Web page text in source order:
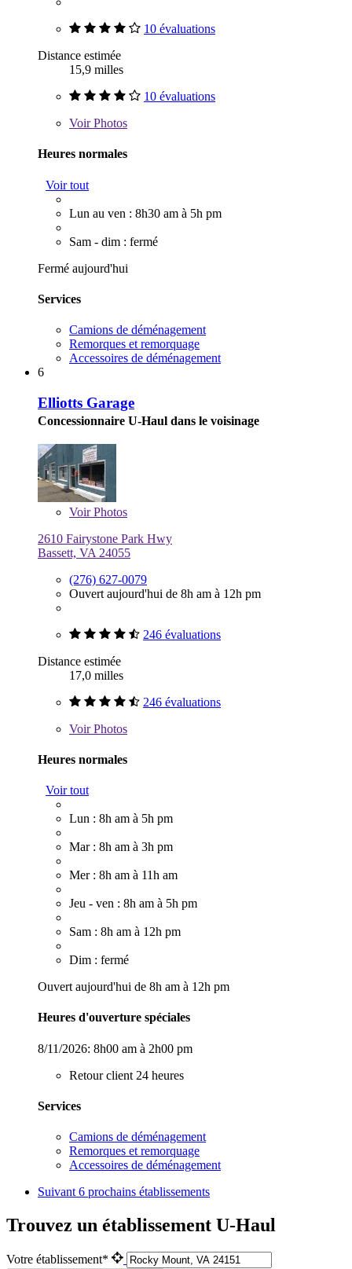
10 évaluations
Distance estimée
15,9 milles
10 évaluations
VoirPhotos
Heures normales
Voir tout
Lun au ven : 8h30 am à 5h pm
Sam - dim : fermé
Fermé aujourd'hui
Services
Camions de déménagement
Remorques et remorquage
Accessoires de déménagement
6
Elliotts Garage
Concessionnaire U-Haul dans le voisinage
VoirPhotos
2610 Fairystone Park Hwy
Bassett, VA 24055
(276) 627-0079
Ouvert aujourd'hui de 8h am à 12h pm
246 évaluations
Distance estimée
17,0 milles
246 évaluations
VoirPhotos
Heures normales
Voir tout
Lun : 8h am à 5h pm
Mar : 8h am à 3h pm
Mer : 8h am à 11h am
Jeu - ven : 8h am à 5h pm
Sam : 8h am à 12h pm
Dim : fermé
Ouvert aujourd'hui de 8h am à 12h pm
Heures d'ouverture spéciales
8/11/2026: 8h00 am à 2h00 pm
Retour client 24 heures
Services
Camions de déménagement
Remorques et remorquage
Accessoires de déménagement
Suivant 6 prochains établissements
Trouvez un établissement U-Haul
Votre établissement*